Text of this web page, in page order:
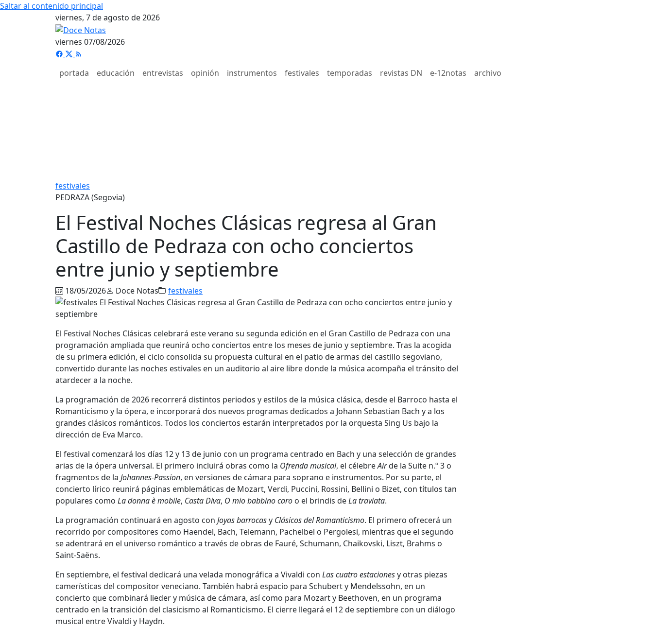
Saltar al contenido principal
viernes, 7 de agosto de 2026
viernes 07/08/2026
portada educación entrevistas opinión instrumentos festivales temporadas revistas DN e-12notas archivo
festivales
PEDRAZA (Segovia)
El Festival Noches Clásicas regresa al Gran
Castillo de Pedraza con ocho conciertos
entre junio y septiembre
18/05/2026 Doce Notas festivales
El Festival Noches Clásicas celebrará este verano su segunda edición en el Gran Castillo de Pedraza con una
programación ampliada que reunirá ocho conciertos entre los meses de junio y septiembre. Tras la acogida
de su primera edición, el ciclo consolida su propuesta cultural en el patio de armas del castillo segoviano,
convertido durante las noches estivales en un auditorio al aire libre donde la música acompaña el tránsito del
atardecer a la noche.
La programación de 2026 recorrerá distintos periodos y estilos de la música clásica, desde el Barroco hasta el
Romanticismo y la ópera, e incorporará dos nuevos programas dedicados a Johann Sebastian Bach y a los
grandes clásicos románticos. Todos los conciertos estarán interpretados por la orquesta Sing Us bajo la
dirección de Eva Marco.
El festival comenzará los días 12 y 13 de junio con un programa centrado en Bach y una selección de grandes
arias de la ópera universal. El primero incluirá obras como la Ofrenda musical, el célebreAirde la Suite n.º 3 o
fragmentos de la Johannes-Passion, en versiones de cámara para soprano e instrumentos. Por su parte, el
concierto lírico reunirá páginas emblemáticas de Mozart, Verdi, Puccini, Rossini, Bellini o Bizet, con títulos tan
populares como La donna è mobile, Casta Diva, O mio babbino caro o el brindis deLa traviata.
La programación continuará en agosto con Joyas barrocasy Clásicos del Romanticismo. El primero ofrecerá un
recorrido por compositores como Haendel, Bach, Telemann, Pachelbel o Pergolesi, mientras que el segundo
se adentrará en el universo romántico a través de obras de Fauré, Schumann, Chaikovski, Liszt, Brahms o
Saint-Saëns.
En septiembre, el festival dedicará una velada monográfica a Vivaldi con Las cuatro estacionesy otras piezas
camerísticas del compositor veneciano. También habrá espacio para Schubert y Mendelssohn, en un
concierto que combinará lieder y música de cámara, así como para Mozart y Beethoven, en un programa
centrado en la transición del clasicismo al Romanticismo. El cierre llegará el 12 de septiembre con un diálogo
musical entre Vivaldi y Haydn.